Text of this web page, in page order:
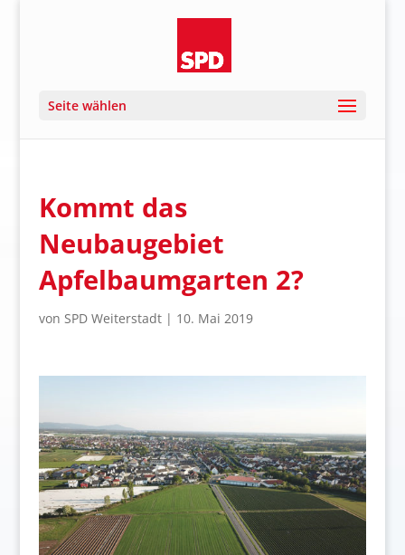
Seite wählen
Kommt das
Neubaugebiet
Apfelbaumgarten 2?
von SPD Weiterstadt| 10. Mai 2019